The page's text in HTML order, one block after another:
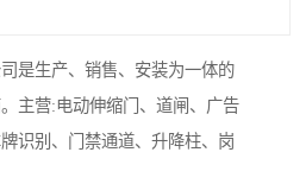
是生产、销售、安装为一体的
主营:电动伸缩门、道闸、广告
识别、门禁通道、升降柱、岗